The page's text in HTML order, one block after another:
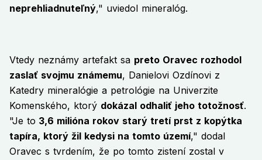
neprehliadnuteľný," uviedol mineralóg.
Vtedy neznámy artefakt sa preto Oravec rozhodol
zaslať svojmu známemu, Danielovi Ozdínovi z
Katedry mineralógie a petrológie na Univerzite
Komenského, ktorý dokázal odhaliť jeho totožnosť.
"Je to 3,6 milióna rokov starý tretí prst z kopýtka
tapíra, ktorý žil kedysi na tomto území," dodal
Oravec s tvrdením, že po tomto zistení zostal v